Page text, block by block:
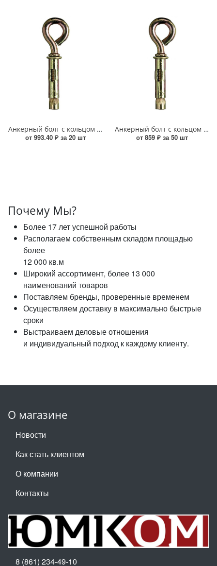
Анкерный болт с кольцом HA М 10*12*130 УТ000015091
от 993.40 ₽ за 20 шт
Анкерный болт с кольцом HA М 8*10*50 УТ000015086
от 859 ₽ за 50 шт
Почему Мы?
Более 17 лет успешной работы
Располагаем собственным складом площадью
более
12 000 кв.м
Широкий ассортимент, более 13 000
наименований товаров
Поставляем бренды, проверенные временем
Осуществляем доставку в максимально быстрые
сроки
Выстраиваем деловые отношения
и индивидуальный подход к каждому клиенту.
О магазине
Новости
Как стать клиентом
О компании
Контакты
8 (861) 234-49-10